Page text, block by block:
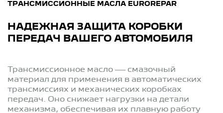
ТРАНСМИССИОННЫЕ МАСЛА EUROREPAR
НАДЕЖНАЯ ЗАЩИТА КОРОБКИ
ПЕРЕДАЧ ВАШЕГО АВТОМОБИЛЯ
Трансмиссионное масло — смазочный
материал для применения в автоматических
трансмиссиях и механических коробках
передач. Оно снижает нагрузки на детали
механизма, обеспечивая их плавную работу